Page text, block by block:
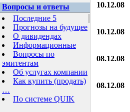
Вопросы и ответы
Последние 5
Прогнозы на будущее
О дивидендах
Информационные
Вопросы по
эмитентам
Об услугах компании
Как купить (продать)
…
По системе QUIK
10.12.08
10.12.08
08.12.08
08.12.08